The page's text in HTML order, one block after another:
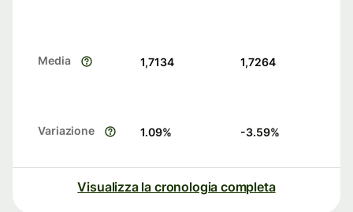
Media 1,7134 1,7264
Variazione 1.09% -3.59%
Visualizza la cronologia completa